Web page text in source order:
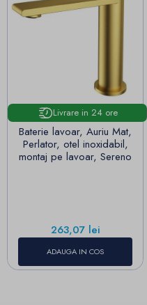
Livrare in 24 ore
Baterie lavoar, Auriu Mat,
Perlator, otel inoxidabil,
montaj pe lavoar, Sereno
Pret
263,07 lei
ADAUGA IN COS